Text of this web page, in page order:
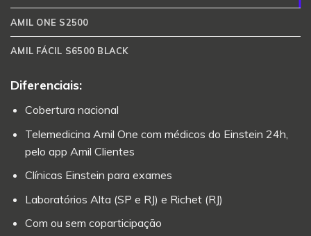
AMIL ONE S2500
AMIL FÁCIL S6500 BLACK
Diferenciais:
Cobertura nacional
Telemedicina Amil One com médicos do Einstein 24h,
pelo app Amil Clientes
Clínicas Einstein para exames
Laboratórios Alta (SP e RJ) e Richet (RJ)
Com ou sem coparticipação